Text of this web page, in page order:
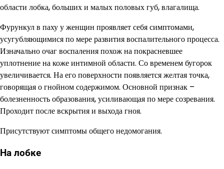
области лобка, больших и малых половых губ, влагалища.
Фурункул в паху у женщин проявляет себя симптомами,
усугубляющимися по мере развития воспалительного процесса.
Изначально очаг воспаления похож на покрасневшее
уплотнение на коже интимной области. Со временем бугорок
увеличивается. На его поверхности появляется желтая точка,
говорящая о гнойном содержимом. Основной признак –
болезненность образования, усиливающая по мере созревания.
Проходит после вскрытия и выхода гноя.
Присутствуют симптомы общего недомогания.
На лобке